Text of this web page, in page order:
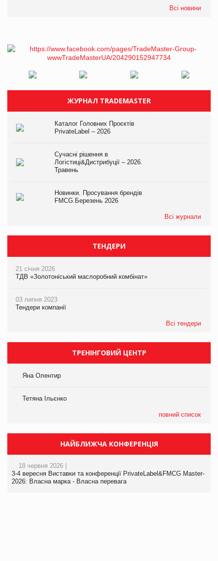
Всі новини
ЖУРНАЛ TRADEMASTER
Каталог Головних Проєктів
PrivateLabel – 2026
Сучасні рішення в
Логістиці&Дистрибуції – 2026.
Травень
Новинки. Просування брендів
FMCG.Березень 2026
Всі журнали
ТЕНДЕРИ
21 січня 2026
ТДВ «Золотоніський маслоробний комбінат»
03 липня 2023
Тендери компанії
Всі тендери
ТРЕНІНГОВИЙ ЦЕНТР
Яна Олентир
Тетяна Ільєнко
повний список
НАЙБЛИЖЧА КОНФЕРЕНЦІЯ
18 червня 2026 |
3-4 вересня Виставки та конференції PrivateLabel&FMCG Master-
2026: Власна марка - Власна перевага